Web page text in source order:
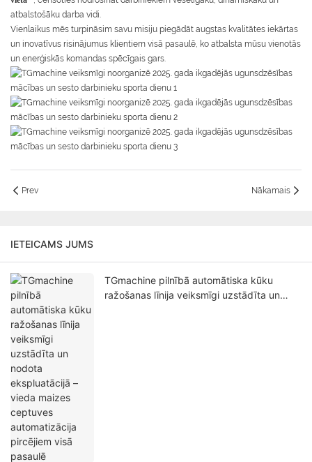
atbalstošāku darba vidi.
Vienlaikus mēs turpināsim savu misiju piegādāt augstas kvalitātes iekārtas
un inovatīvus risinājumus klientiem visā pasaulē, ko atbalsta mūsu vienotās
un enerģiskās komandas spēcīgais gars.
Prev Nākamais
IETEICAMS JUMS
TGmachine pilnībā automātiska kūku
ražošanas līnija veiksmīgi uzstādīta un